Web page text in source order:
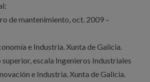
de mantenimiento, oct. 2009 –
e Industria. Xunta de Galicia.
escala Ingenieros Industriales
e Industria. Xunta de Galicia.